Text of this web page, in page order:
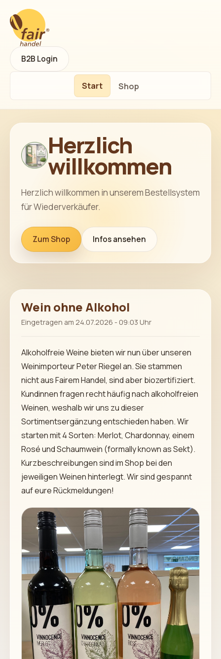
Start Shop
B2B Login
Herzlich
willkommen
Herzlich willkommen in unserem Bestellsystem
für Wiederverkäufer.
Zum Shop Infos ansehen
Wein ohne Alkohol
Eingetragen am 24.07.2026 - 09:03 Uhr
Alkoholfreie Weine bieten wir nun über unseren
Weinimporteur Peter Riegel an. Sie stammen
nicht aus Fairem Handel, sind aber biozertifiziert.
Kundinnen fragen recht häufig nach alkoholfreien
Weinen, weshalb wir uns zu dieser
Sortimentsergänzung entschieden haben. Wir
starten mit 4 Sorten: Merlot, Chardonnay, einem
Rosé und Schaumwein (formally known as Sekt).
Kurzbeschreibungen sind im Shop bei den
jeweiligen Weinen hinterlegt. Wir sind gespannt
auf eure Rückmeldungen!